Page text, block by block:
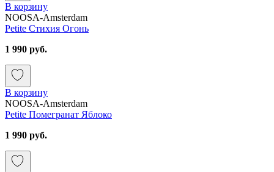
В корзину
NOOSA-Amsterdam
Petite Стихия Огонь
1 990 руб.
В корзину
NOOSA-Amsterdam
Petite Помегранат Яблоко
1 990 руб.